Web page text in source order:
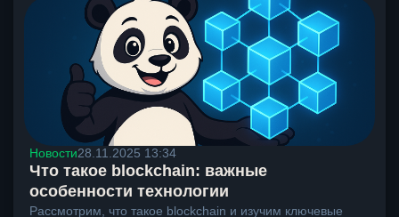
Новости28.11.2025 13:34
Что такое blockchain: важные
особенности технологии
Рассмотрим, что такое blockchain и изучим ключевые